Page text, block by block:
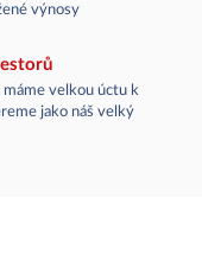
výnosy
velkou úctu k
jako náš velký